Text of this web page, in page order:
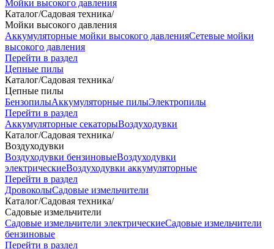
Мойки высокого давления
Каталог/Садовая техника/
Мойки высокого давления
Аккумуляторные мойки высокого давленияСетевые мойки
высокого давления
Перейти в раздел
Цепные пилы
Каталог/Садовая техника/
Цепные пилы
БензопилыАккумуляторные пилыЭлектропилы
Перейти в раздел
Аккумуляторные секаторыВоздуходувки
Каталог/Садовая техника/
Воздуходувки
Воздуходувки бензиновыеВоздуходувки
электрическиеВоздуходувки аккумуляторные
Перейти в раздел
ДровоколыСадовые измельчители
Каталог/Садовая техника/
Садовые измельчители
Садовые измельчители электрическиеСадовые измельчители
бензиновые
Перейти в раздел